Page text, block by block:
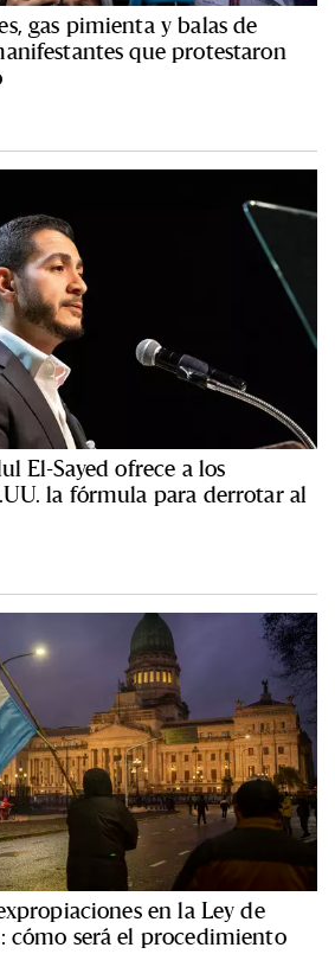
gas pimienta y balas de
que protestaron
El-Sayed ofrece a los
la fórmula para derrotar al
en la Ley de
cómo será el procedimiento